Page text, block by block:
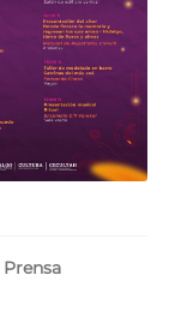
Prensa